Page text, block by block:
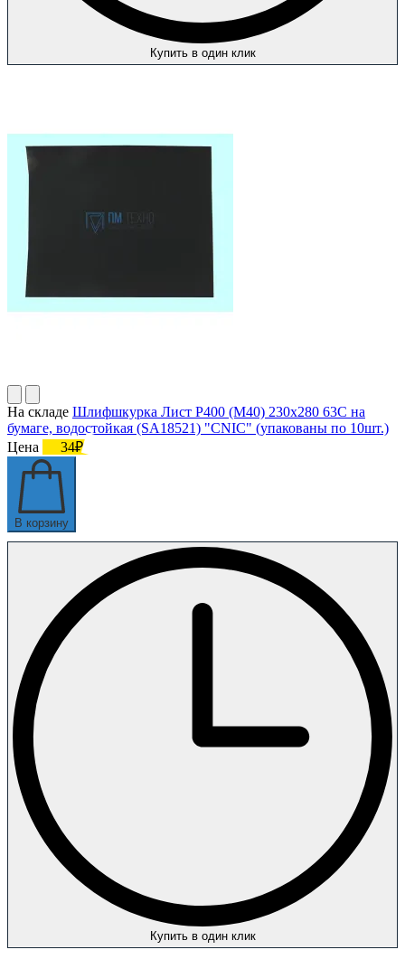
Купить в один клик
На складе Шлифшкурка Лист Р400 (М40) 230х280 63С на
бумаге, водостойкая (SA18521) "CNIC" (упакованы по 10шт.)
Цена
34₽
В корзину
Купить в один клик